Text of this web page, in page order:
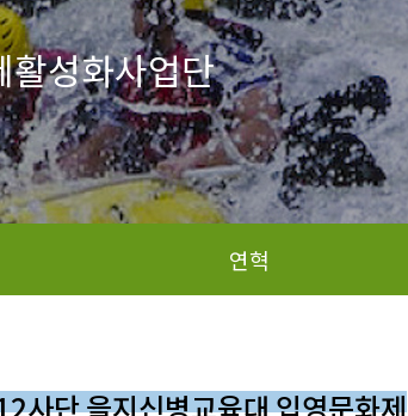
활성화사업단
연혁
단 을지신병교육대 입영문화제